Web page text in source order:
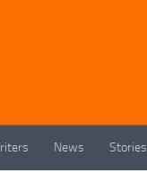
News Stories